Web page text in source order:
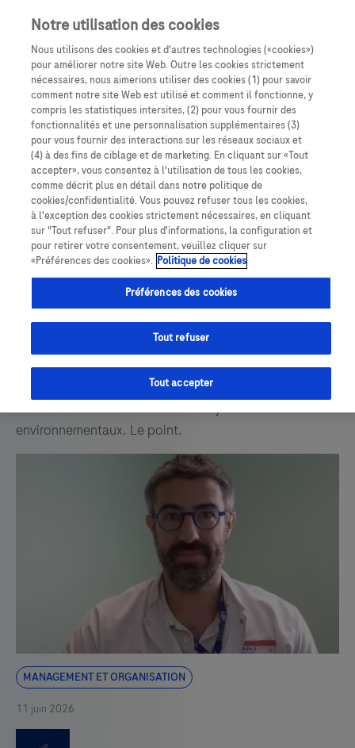
ExpertisePUI
Management et organisation
Responsable de l’unité de pharmacotechnie de la PUI
du CHU de La Réunion (site Sud à Saint-Pierre), le
Dr Florent Drapeau travaille actuellement à la
certification ISO 14001 de son unité. Cette norme de
management environnemental poursuit un triple
objectif : l'amélioration de la performance
environnementale, le respect des obligations de
conformité et la réalisation des objectifs
environnementaux. Le point.
11 juin 2026
Notre utilisation des cookies
Nous utilisons des cookies et d'autres technologies («cookies»)
pour améliorer notre site Web. Outre les cookies strictement
nécessaires, nous aimerions utiliser des cookies (1) pour savoir
comment notre site Web est utilisé et comment il fonctionne, y
compris les statistiques intersites, (2) pour vous fournir des
fonctionnalités et une personnalisation supplémentaires (3)
pour vous fournir des interactions sur les réseaux sociaux et
(4) à des fins de ciblage et de marketing. En cliquant sur «Tout
accepter», vous consentez à l'utilisation de tous les cookies,
comme décrit plus en détail dans notre politique de
cookies/confidentialité. Vous pouvez refuser tous les cookies,
à l'exception des cookies strictement nécessaires, en cliquant
sur "Tout refuser". Pour plus d'informations, la configuration et
pour retirer votre consentement, veuillez cliquer sur
«Préférences des cookies». Politique de cookies
Préférences des cookies
Tout refuser
Tout accepter